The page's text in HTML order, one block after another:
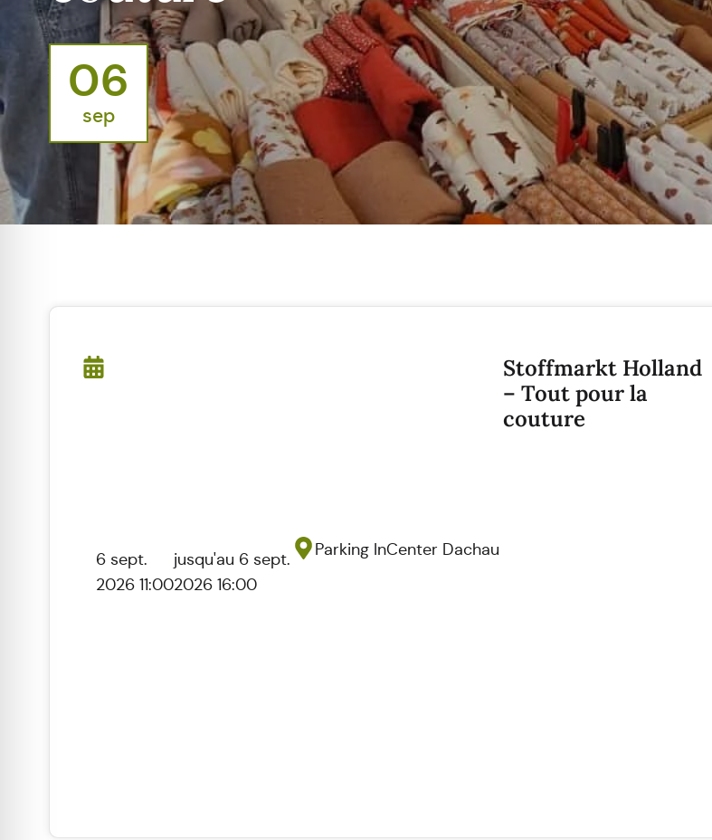
06
sep
6 sept.
2026 11:00
jusqu'au 6 sept.
2026 16:00
Parking InCenter Dachau
Stoffmarkt Holland
– Tout pour la
couture